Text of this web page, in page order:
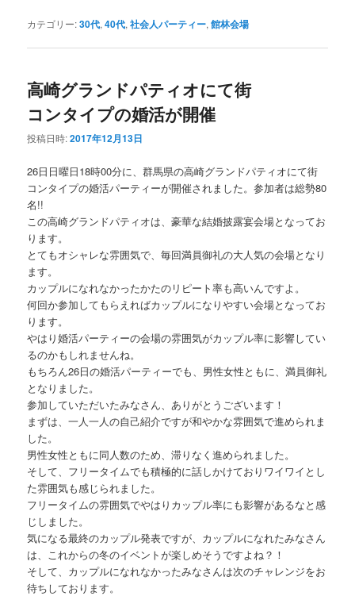
カテゴリー:30代,40代,社会人パーティー,館林会場
高崎グランドパティオにて街
コンタイプの婚活が開催
投稿日時:2017年12月13日
26日日曜日18時00分に、群馬県の高崎グランドパティオにて街
コンタイプの婚活パーティーが開催されました。参加者は総勢80
名!!
この高崎グランドパティオは、豪華な結婚披露宴会場となってお
ります。
とてもオシャレな雰囲気で、毎回満員御礼の大人気の会場となり
ます。
カップルになれなかったかたのリピート率も高いんですよ。
何回か参加してもらえればカップルになりやすい会場となってお
ります。
やはり婚活パーティーの会場の雰囲気がカップル率に影響してい
るのかもしれませんね。
もちろん26日の婚活パーティーでも、男性女性ともに、満員御礼
となりました。
参加していただいたみなさん、ありがとうございます！
まずは、一人一人の自己紹介ですが和やかな雰囲気で進められま
した。
男性女性ともに同人数のため、滞りなく進められました。
そして、フリータイムでも積極的に話しかけておりワイワイとし
た雰囲気も感じられました。
フリータイムの雰囲気でやはりカップル率にも影響があるなと感
じしました。
気になる最終のカップル発表ですが、カップルになれたみなさん
は、これからの冬のイベントが楽しめそうですよね？！
そして、カップルになれなかったみなさんは次のチャレンジをお
待ちしております。